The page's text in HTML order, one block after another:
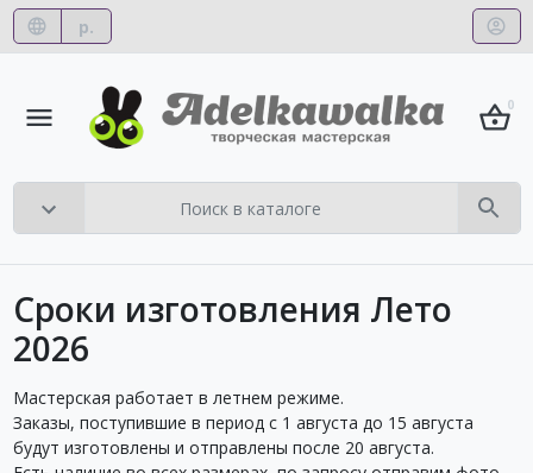
р.
0
Сроки изготовления Лето
2026
Мастерская работает в летнем режиме.
Заказы, поступившие в период с 1 августа до 15 августа
будут изготовлены и отправлены после 20 августа.